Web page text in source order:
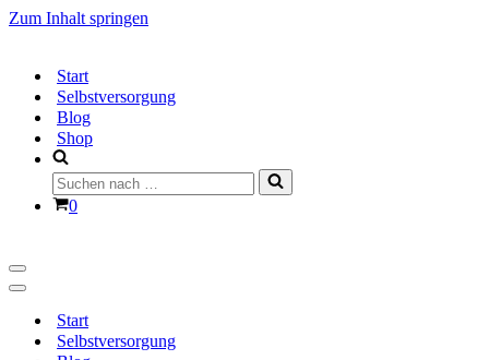
Zum Inhalt springen
Start
Selbstversorgung
Blog
Shop
Suchen
nach …
Warenkorb
0
Navigationsmenü
Navigationsmenü
Start
Selbstversorgung